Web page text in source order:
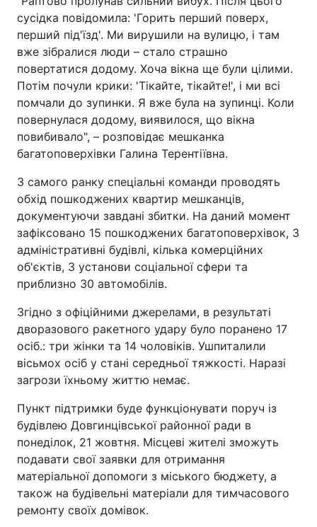
сусідка повідомила: 'Горить перший поверх,
перший під'їзд'. Ми вирушили на вулицю, і там
вже зібралися люди – стало страшно
повертатися додому. Хоча вікна ще були цілими.
Потім почули крики: 'Тікайте, тікайте!', і ми всі
помчали до зупинки. Я вже була на зупинці. Коли
повернулася додому, виявилося, що вікна
повибивало", – розповідає мешканка
багатоповерхівки Галина Терентіївна.
З самого ранку спеціальні команди проводять
обхід пошкоджених квартир мешканців,
документуючи завдані збитки. На даний момент
зафіксовано 15 пошкоджених багатоповерхівок, 3
адміністративні будівлі, кілька комерційних
об'єктів, 3 установи соціальної сфери та
приблизно 30 автомобілів.
Згідно з офіційними джерелами, в результаті
дворазового ракетного удару було поранено 17
осіб.: три жінки та 14 чоловіків. Ушпиталили
вісьмох осіб у стані середньої тяжкості. Наразі
загрози їхньому життю немає.
Пункт підтримки буде функціонувати поруч із
будівлею Довгинцівської районної ради в
понеділок, 21 жовтня. Місцеві жителі зможуть
подавати свої заявки для отримання
матеріальної допомоги з міського бюджету, а
також на будівельні матеріали для тимчасового
ремонту своїх домівок.